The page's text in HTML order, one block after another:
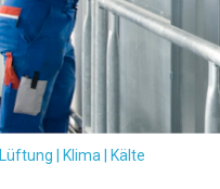
Lüftung | Klima | Kälte